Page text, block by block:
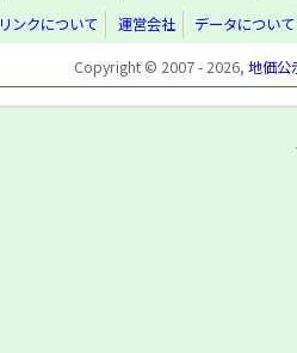
リンクについて
運営会社
データについて
Copyright © 2007 - 2026, 地価公